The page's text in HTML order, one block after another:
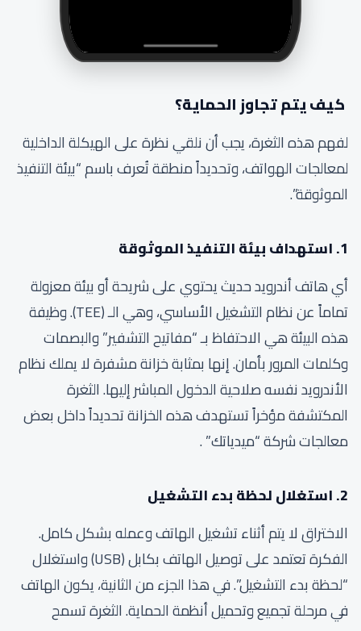
كيف يتم تجاوز الحماية؟
لفهم هذه الثغرة، يجب أن نلقي نظرة على الهيكلة الداخلية
لمعالجات الهواتف، وتحديداً منطقة تُعرف باسم “بيئة التنفيذ
الموثوقة”.
1. استهداف بيئة التنفيذ الموثوقة
أي هاتف أندرويد حديث يحتوي على شريحة أو بيئة معزولة
تماماً عن نظام التشغيل الأساسي، وهي الـ (TEE). وظيفة
هذه البيئة هي الاحتفاظ بـ “مفاتيح التشفير” والبصمات
وكلمات المرور بأمان. إنها بمثابة خزانة مشفرة لا يملك نظام
الأندرويد نفسه صلاحية الدخول المباشر إليها. الثغرة
المكتشفة مؤخراً تستهدف هذه الخزانة تحديداً داخل بعض
معالجات شركة “ميدياتك” .
2. استغلال لحظة بدء التشغيل
الاختراق لا يتم أثناء تشغيل الهاتف وعمله بشكل كامل.
الفكرة تعتمد على توصيل الهاتف بكابل (USB) واستغلال
“لحظة بدء التشغيل”. في هذا الجزء من الثانية، يكون الهاتف
في مرحلة تجميع وتحميل أنظمة الحماية. الثغرة تسمح